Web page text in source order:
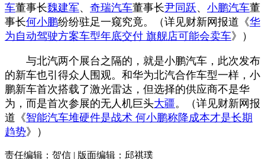
车董事长魏建军、 奇瑞汽车董事长尹同跃、 小鹏汽车董
事长何小鹏纷纷驻足一窥究竟。（详见财新网报道《华
为自动驾驶方案车型年底交付 旗舰店可能会卖车》）
与北汽两个展台之隔的，就是小鹏汽车，此次发布
的新车也引得众人围观。和华为北汽合作车型一样，小
鹏新车首次搭载了激光雷达，但选择的供应商不是华
为，而是首次参展的无人机巨头大疆。（详见财新网报
道《智能汽车堆硬件是战术 何小鹏称降成本才是长期
趋势》）
责任编辑：贺信 | 版面编辑：邱祺璞